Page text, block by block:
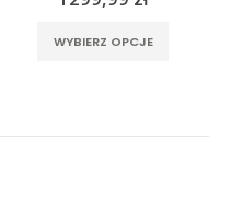
WYBIERZ OPCJE